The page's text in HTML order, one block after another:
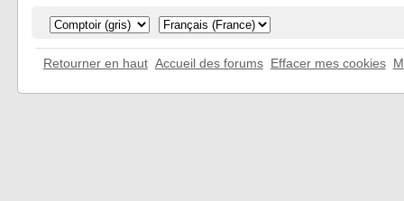
Retourner en haut Accueil des forums Effacer mes cookies